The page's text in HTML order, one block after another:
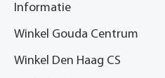
Informatie
Winkel Gouda Centrum
Winkel Den Haag CS